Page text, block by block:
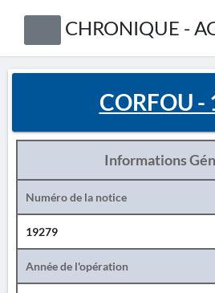
CHRONIQUE -
CORFOU -
Informations
Numéro de la notice
19279
Année de l'opération